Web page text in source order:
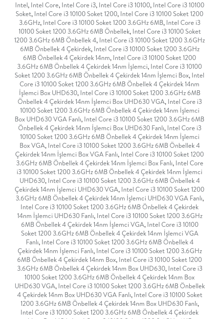
Intel, Intel Core, Intel Core i3, Intel Core i3 10100, Intel Core i3 10100
Soket, Intel Core i3 10100 Soket 1200, Intel Core i3 10100 Soket 1200
3.6GHz, Intel Core i3 10100 Soket 1200 3.6GHz 6MB, Intel Core i3
10100 Soket 1200 3.6GHz 6MB Önbellek, Intel Core i3 10100 Soket
1200 3.6GHz 6MB Önbellek 4, Intel Core i3 10100 Soket 1200 3.6GHz
6MB Önbellek 4 Çekirdek, Intel Core i3 10100 Soket 1200 3.6GHz
6MB Önbellek 4 Çekirdek 14nm, Intel Core i3 10100 Soket 1200
3.6GHz 6MB Önbellek 4 Çekirdek 14nm İşlemci, Intel Core i3 10100
Soket 1200 3.6GHz 6MB Önbellek 4 Çekirdek 14nm İşlemci Box, Intel
Core i3 10100 Soket 1200 3.6GHz 6MB Önbellek 4 Çekirdek 14nm
İşlemci Box UHD630, Intel Core i3 10100 Soket 1200 3.6GHz 6MB
Önbellek 4 Çekirdek 14nm İşlemci Box UHD630 VGA, Intel Core i3
10100 Soket 1200 3.6GHz 6MB Önbellek 4 Çekirdek 14nm İşlemci
Box UHD630 VGA Fanlı, Intel Core i3 10100 Soket 1200 3.6GHz 6MB
Önbellek 4 Çekirdek 14nm İşlemci Box UHD630 Fanlı, Intel Core i3
10100 Soket 1200 3.6GHz 6MB Önbellek 4 Çekirdek 14nm İşlemci
Box VGA, Intel Core i3 10100 Soket 1200 3.6GHz 6MB Önbellek 4
Çekirdek 14nm İşlemci Box VGA Fanlı, Intel Core i3 10100 Soket 1200
3.6GHz 6MB Önbellek 4 Çekirdek 14nm İşlemci Box Fanlı, Intel Core
i3 10100 Soket 1200 3.6GHz 6MB Önbellek 4 Çekirdek 14nm İşlemci
UHD630, Intel Core i3 10100 Soket 1200 3.6GHz 6MB Önbellek 4
Çekirdek 14nm İşlemci UHD630 VGA, Intel Core i3 10100 Soket 1200
3.6GHz 6MB Önbellek 4 Çekirdek 14nm İşlemci UHD630 VGA Fanlı,
Intel Core i3 10100 Soket 1200 3.6GHz 6MB Önbellek 4 Çekirdek
14nm İşlemci UHD630 Fanlı, Intel Core i3 10100 Soket 1200 3.6GHz
6MB Önbellek 4 Çekirdek 14nm İşlemci VGA, Intel Core i3 10100
Soket 1200 3.6GHz 6MB Önbellek 4 Çekirdek 14nm İşlemci VGA
Fanlı, Intel Core i3 10100 Soket 1200 3.6GHz 6MB Önbellek 4
Çekirdek 14nm İşlemci Fanlı, Intel Core i3 10100 Soket 1200 3.6GHz
6MB Önbellek 4 Çekirdek 14nm Box, Intel Core i3 10100 Soket 1200
3.6GHz 6MB Önbellek 4 Çekirdek 14nm Box UHD630, Intel Core i3
10100 Soket 1200 3.6GHz 6MB Önbellek 4 Çekirdek 14nm Box
UHD630 VGA, Intel Core i3 10100 Soket 1200 3.6GHz 6MB Önbellek
4 Çekirdek 14nm Box UHD630 VGA Fanlı, Intel Core i3 10100 Soket
1200 3.6GHz 6MB Önbellek 4 Çekirdek 14nm Box UHD630 Fanlı,
Intel Core i3 10100 Soket 1200 3.6GHz 6MB Önbellek 4 Çekirdek